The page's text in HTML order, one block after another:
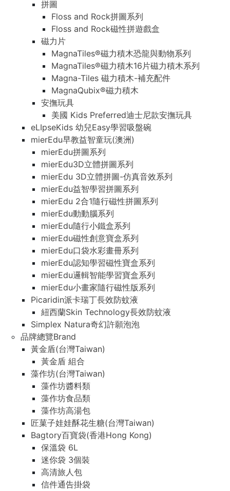
拼圖
Floss and Rock拼圖系列
Floss and Rock磁性拼遊戲盒
磁力片
MagnaTiles®磁力積木恐龍與動物系列
MagnaTiles®磁力積木16片磁力積木系列
Magna-Tiles 磁力積木-補充配件
MagnaQubix®磁力積木
安撫玩具
美國 Kids Preferred迪士尼款安撫玩具
eLIpseKids 幼兒Easy學習吸盤碗
mierEdu早教益智童玩(澳洲)
mierEdu拼圖系列
mierEdu3D立體拼圖系列
mierEdu 3D立體拼圖-仿真音效系列
mierEdu益智學習拼圖系列
mierEdu 2合1隨行磁性拼圖系列
mierEdu動動腦系列
mierEdu隨行小鐵盒系列
mierEdu磁性創意寶盒系列
mierEdu口袋水彩畫冊系列
mierEdu認知學習磁性寶盒系列
mierEdu邏輯智能學習寶盒系列
mierEdu小畫家隨行磁性版系列
Picaridin派卡瑞丁長效防蚊液
紐西蘭Skin Technology長效防蚊液
Simplex Natura奇幻許願泡泡
品牌總覽Brand
黃金盾(台灣Taiwan)
黃金盾 組合
藻作坊(台灣Taiwan)
藻作坊醬料類
藻作坊食品類
藻作坊高湯包
匠菓子娃娃酥花生糖(台灣Taiwan)
Bagtory百寶袋(香港Hong Kong)
保溫袋 6L
迷你袋 3個裝
高清旅人包
信件通告掛袋